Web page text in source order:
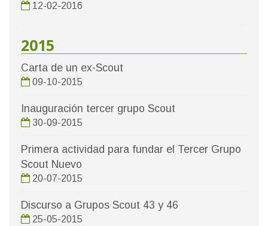
12-02-2016
2015
Carta de un ex-Scout
09-10-2015
Inauguración tercer grupo Scout
30-09-2015
Primera actividad para fundar el Tercer Grupo
Scout Nuevo
20-07-2015
Discurso a Grupos Scout 43 y 46
25-05-2015